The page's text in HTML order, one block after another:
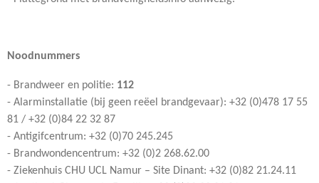
Noodnummers
- Brandweer en politie: 112
- Alarminstallatie (bij geen reëel brandgevaar): +32 (0)478 17 55
81 / +32 (0)84 22 32 87
- Antigifcentrum: +32 (0)70 245.245
- Brandwondencentrum: +32 (0)2 268.62.00
- Ziekenhuis CHU UCL Namur – Site Dinant: +32 (0)82 21.24.11